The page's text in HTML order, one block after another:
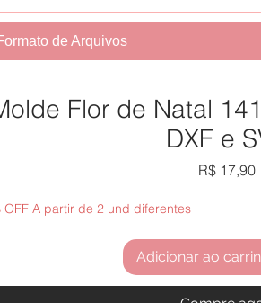
de Arquivos
Flor de Natal
DXF e
R$ 17,90
OFF A partir de 2 und diferentes
Adicionar ao